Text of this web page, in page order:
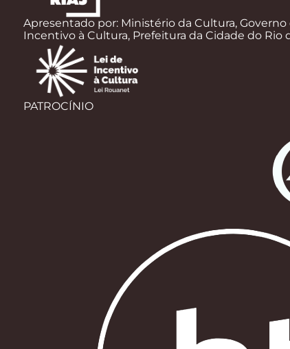
Apresentado por: Ministério da Cultura,
Incentivo à Cultura, Prefeitura da Cidade do Rio
PATROCÍNIO